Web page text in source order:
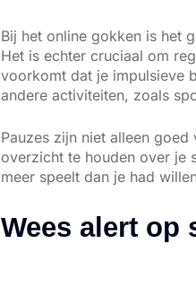
Bij het online gokken is het
Het is echter cruciaal om
voorkomt dat je impulsieve
andere activiteiten, zoals
Pauzes zijn niet alleen
overzicht te houden over je
meer speelt dan je had
Wees alert op